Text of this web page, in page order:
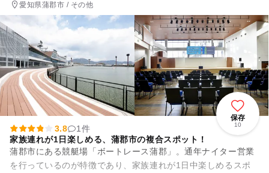
愛知県蒲郡市 / その他
保存
10
3.8
1件
家族連れが1日楽しめる、蒲郡市の複合スポット！
蒲郡市にある競艇場「ボートレース蒲郡」。通年ナイター営業
を行っているのが特徴であり、家族連れが1日中楽しめるスポ